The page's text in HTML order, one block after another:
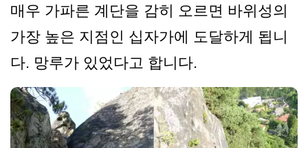
매우 가파른 계단을 감히 오르면 바위성의
가장 높은 지점인 십자가에 도달하게 됩니
다. 망루가 있었다고 합니다.